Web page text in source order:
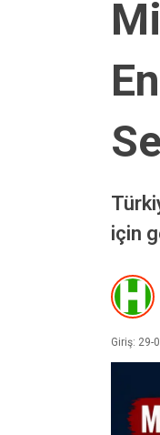
için
Giriş: 29-